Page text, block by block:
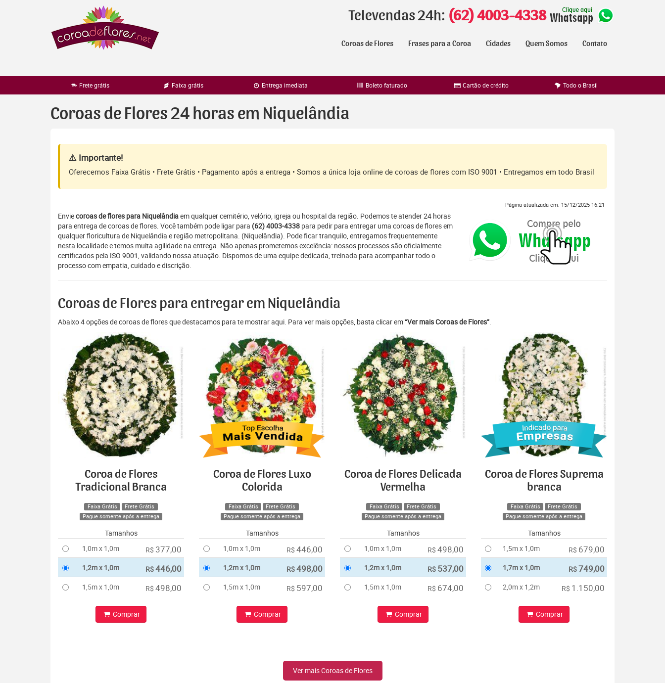
Televendas 24h: (62) 4003-4338
Coroas de Flores Frases para a Coroa Cidades Quem Somos Contato
Frete grátis Faixa grátis Entrega imediata Boleto faturado Cartão de crédito Todo o Brasil
Coroas de Flores 24 horas em Niquelândia
⚠️ Importante!
Oferecemos Faixa Grátis • Frete Grátis • Pagamento após a entrega • Somos a única loja online de coroas de flores com ISO 9001 • Entregamos em todo Brasil
Página atualizada em: 15/12/2025 16:21
Enviecoroas de flores para Niquelândiaem qualquer cemitério, velório, igreja ou hospital da região. Podemos te atender 24 horas
para entrega de coroas de flores. Você também pode ligar para (62) 4003-4338 para pedir para entregar uma coroas de flores em
qualquer floricultura de Niquelândia e região metropolitana. (Niquelândia). Pode ficar tranquilo, entregamos frequentemente
nesta localidade e temos muita agilidade na entrega. Não apenas prometemos excelência: nossos processos são oficialmente
certificados pela ISO 9001, validando nossa atuação. Dispomos de uma equipe dedicada, treinada para acompanhar todo o
processo com empatia, cuidado e discrição.
Coroas de Flores para entregar em Niquelândia
Abaixo 4 opções de coroas de flores que destacamos para te mostrar aqui. Para ver mais opções, basta clicar em“Ver mais Coroas de Flores”.
Coroa de Flores
Tradicional Branca
Faixa Grátis
Frete Grátis
Pague somente após a entrega
Tamanhos
1,0m x 1,0m
R$ 377,00
1,2m x 1,0m R$446,00
1,5m x 1,0m R$ 498,00
Comprar
Coroa de Flores Luxo
Colorida
Faixa Grátis
Frete Grátis
Pague somente após a entrega
Tamanhos
1,0m x 1,0m
R$ 446,00
1,2m x 1,0m R$498,00
1,5m x 1,0m R$ 597,00
Comprar
Coroa de Flores Delicada
Vermelha
Faixa Grátis
Frete Grátis
Pague somente após a entrega
Tamanhos
1,0m x 1,0m
R$ 498,00
1,2m x 1,0m R$ 537,00
1,5m x 1,0m R$ 674,00
Comprar
Coroa de Flores Suprema
branca
Faixa Grátis
Frete Grátis
Pague somente após a entrega
Tamanhos
1,5m x 1,0m
R$ 679,00
1,7m x 1,0m R$749,00
2,0m x 1,2m R$ 1.150,00
Comprar
Ver mais Coroas de Flores